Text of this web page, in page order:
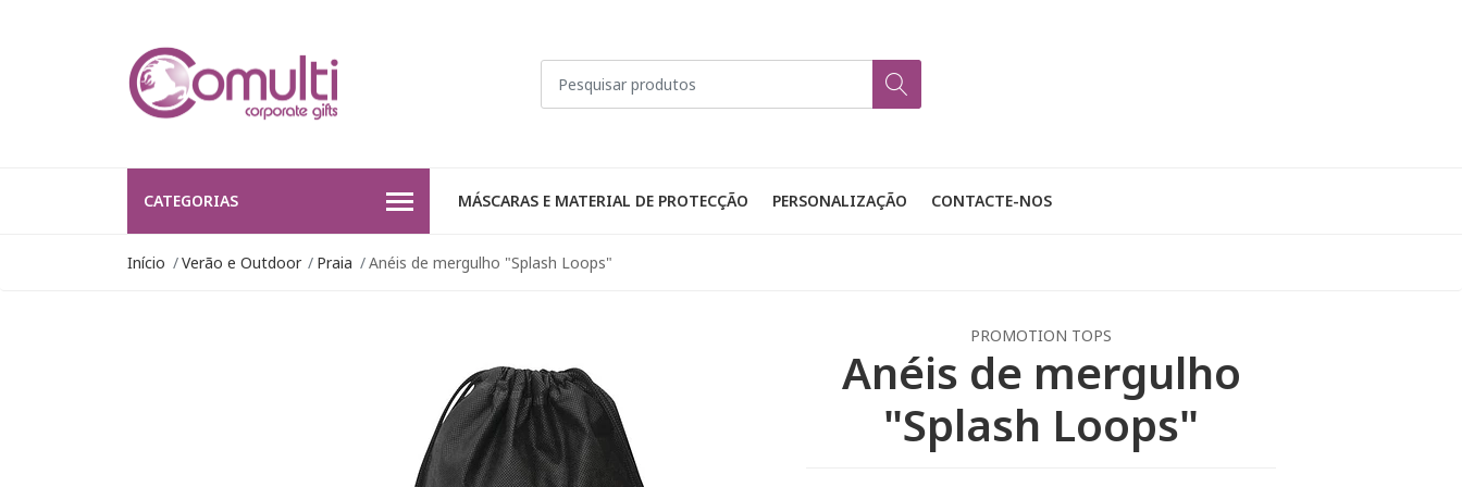
CATEGORIAS MÁSCARAS E MATERIAL DE PROTECÇÃO PERSONALIZAÇÃO CONTACTE-NOS
Início Verão e Outdoor Praia Anéis de mergulho "Splash Loops"
PROMOTION TOPS
Anéis de mergulho
"Splash Loops"